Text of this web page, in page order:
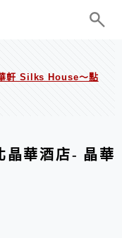
軒 Silks House～點
晶華酒店- 晶華